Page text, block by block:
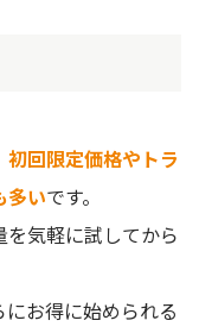
初回限定価格やトラ
多いです。
気軽に試してから
お得に始められる